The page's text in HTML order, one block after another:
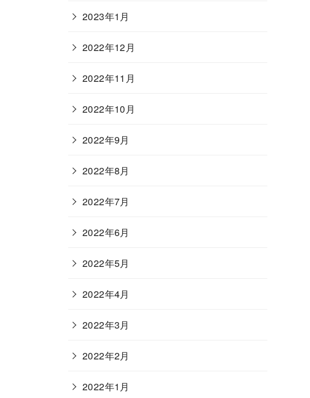
2023年1月
2022年12月
2022年11月
2022年10月
2022年9月
2022年8月
2022年7月
2022年6月
2022年5月
2022年4月
2022年3月
2022年2月
2022年1月